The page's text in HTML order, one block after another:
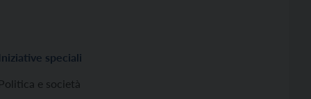
Iniziative speciali
Politica e società